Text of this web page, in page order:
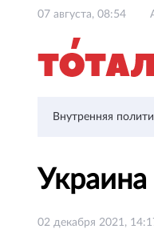
07 августа, 08:54
Внутренняя
02 декабря 2021,